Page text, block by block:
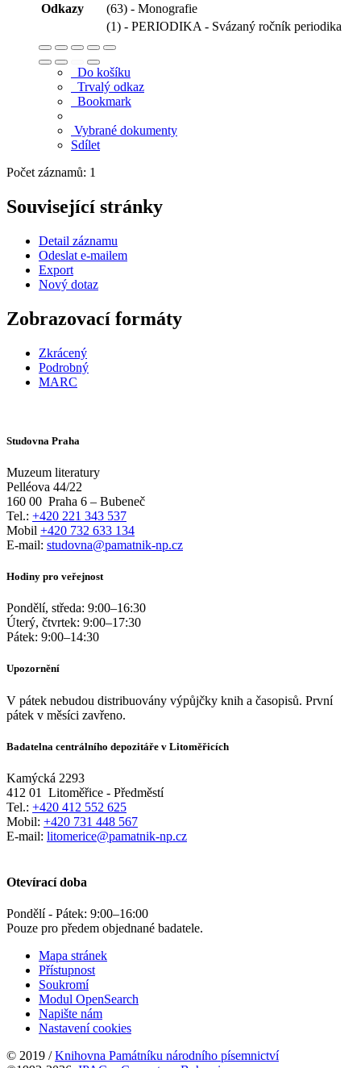
Odkazy
(63) - Monografie
(1) - PERIODIKA - Svázaný ročník periodika
Do košíku
Trvalý odkaz
Bookmark
Vybrané dokumenty
Sdílet
Počet záznamů: 1
Související stránky
Detail záznamu
Odeslat e-mailem
Export
Nový dotaz
Zobrazovací formáty
Zkrácený
Podrobný
MARC
Studovna Praha
Muzeum literatury
Pelléova 44/22
160 00 Praha 6 – Bubeneč
Tel.: +420 221 343 537
Mobil +420 732 633 134
E-mail: studovna@pamatnik-np.cz
Hodiny pro veřejnost
Pondělí, středa: 9:00–16:30
Úterý, čtvrtek: 9:00–17:30
Pátek: 9:00–14:30
Upozornění
V pátek nebudou distribuovány výpůjčky knih a časopisů. První
pátek v měsíci zavřeno.
Badatelna centrálního depozitáře v Litoměřicích
Kamýcká 2293
412 01
Litoměřice - Předměstí
Tel.: +420 412 552 625
Mobil: +420 731 448 567
E-mail: litomerice@pamatnik-np.cz
Otevírací doba
Pondělí - Pátek: 9:00–16:00
Pouze pro předem objednané badatele.
Mapa stránek
Přístupnost
Soukromí
Modul OpenSearch
Napište nám
Nastavení cookies
© 2019 /Knihovna Památníku národního písemnictví